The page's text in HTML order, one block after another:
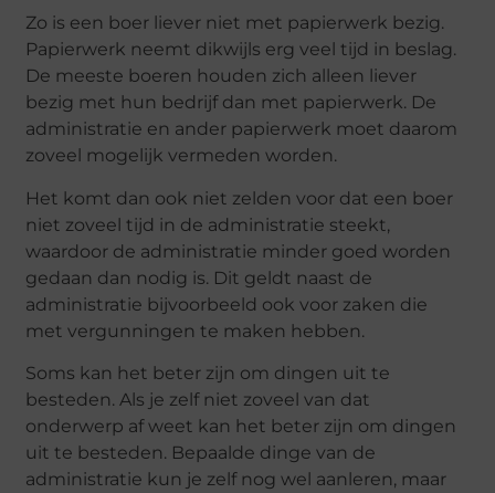
Zo is een boer liever niet met papierwerk bezig.
Papierwerk neemt dikwijls erg veel tijd in beslag.
De meeste boeren houden zich alleen liever
bezig met hun bedrijf dan met papierwerk. De
administratie en ander papierwerk moet daarom
zoveel mogelijk vermeden worden.
Het komt dan ook niet zelden voor dat een boer
niet zoveel tijd in de administratie steekt,
waardoor de administratie minder goed worden
gedaan dan nodig is. Dit geldt naast de
administratie bijvoorbeeld ook voor zaken die
met vergunningen te maken hebben.
Soms kan het beter zijn om dingen uit te
besteden. Als je zelf niet zoveel van dat
onderwerp af weet kan het beter zijn om dingen
uit te besteden. Bepaalde dinge van de
administratie kun je zelf nog wel aanleren, maar